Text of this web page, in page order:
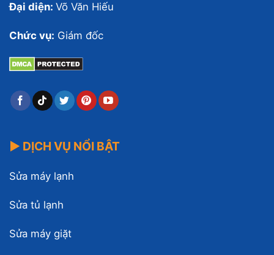
Đại diện: Võ Văn Hiếu
Chức vụ: Giám đốc
▶ DỊCH VỤ NỔI BẬT
Sửa máy lạnh
Sửa tủ lạnh
Sửa máy giặt